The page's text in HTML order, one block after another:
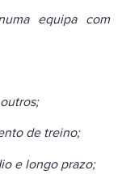
equipa com
de treino;
e longo prazo;